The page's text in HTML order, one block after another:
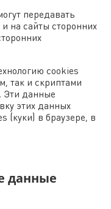
передавать
на сайты сторонних
cookies
так и скриптами
Эти данные
этих данных
(куки) в браузере, в
данные